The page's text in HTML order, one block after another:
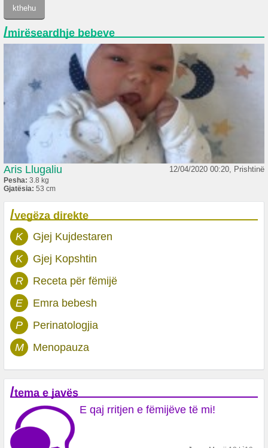
/mirëseardhje bebeve
Aris Llugaliu 12/04/2020 00:20, Prishtinë
Pesha: 3.8 kg
Gjatësia: 53 cm
/vegëza direkte
K
Gjej Kujdestaren
K
Gjej Kopshtin
R
Receta për fëmijë
E
Emra bebesh
P
Perinatologjia
M
Menopauza
/tema e javës
E qaj rritjen e fëmijëve të mi!